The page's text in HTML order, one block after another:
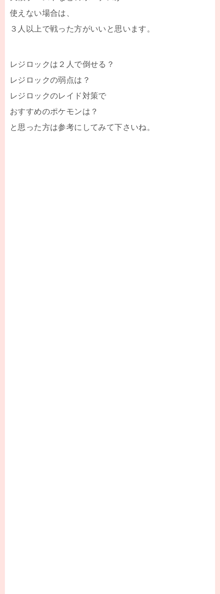
使えない場合は、
３人以上で戦った方がいいと思います。
レジロックは２人で倒せる？
レジロックの弱点は？
レジロックのレイド対策で
おすすめのポケモンは？
と思った方は参考にしてみて下さいね。